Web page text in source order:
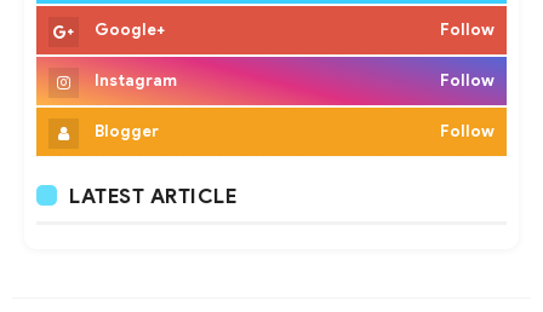
Google+ Follow
Instagram Follow
Blogger Follow
LATEST ARTICLE